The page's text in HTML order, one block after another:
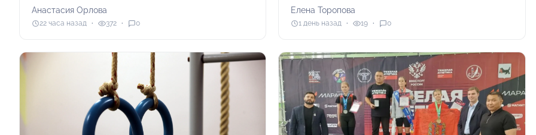
Анастасия Орлова
22 часа назад 372 0
Елена Торопова
1 день назад 19 0